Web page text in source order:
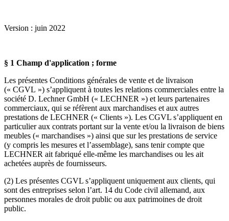
Version : juin 2022
§ 1 Champ d'application ; forme
Les présentes Conditions générales de vente et de livraison
(« CGVL ») s’appliquent à toutes les relations commerciales entre la
société D. Lechner GmbH (« LECHNER ») et leurs partenaires
commerciaux, qui se réfèrent aux marchandises et aux autres
prestations de LECHNER (« Clients »). Les CGVL s’appliquent en
particulier aux contrats portant sur la vente et/ou la livraison de biens
meubles (« marchandises ») ainsi que sur les prestations de service
(y compris les mesures et l’assemblage), sans tenir compte que
LECHNER ait fabriqué elle-même les marchandises ou les ait
achetées auprès de fournisseurs.
(2) Les présentes CGVL s’appliquent uniquement aux clients, qui
sont des entreprises selon l’art. 14 du Code civil allemand, aux
personnes morales de droit public ou aux patrimoines de droit
public.